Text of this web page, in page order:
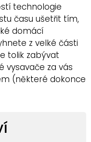
technologie
času ušetřit tím,
domácí
z velké části
tolik zabývat
vysavače za vás
(některé dokonce